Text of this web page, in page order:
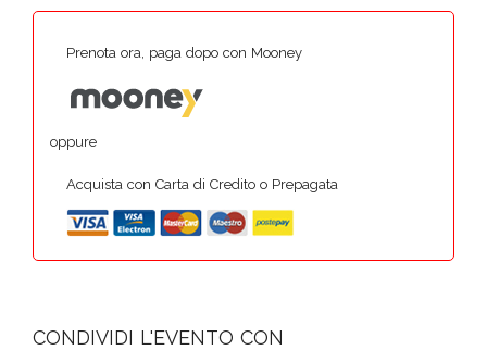
Prenota ora, paga dopo con Mooney
oppure
Acquista con Carta di Credito o Prepagata
CONDIVIDI L'EVENTO CON